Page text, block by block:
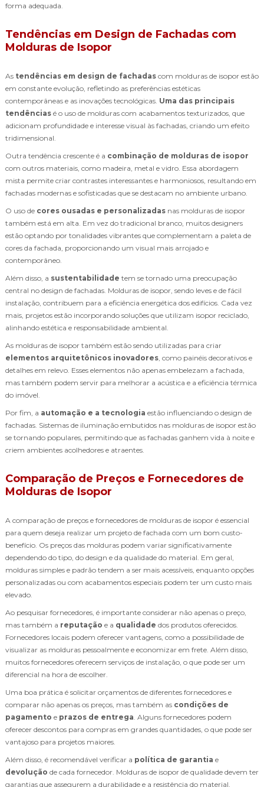
forma adequada.
Tendências em Design de Fachadas com
Molduras de Isopor
As tendências em design de fachadas com molduras de isopor estão
em constante evolução, refletindo as preferências estéticas
contemporâneas e as inovações tecnológicas. Uma das principais
tendências é o uso de molduras com acabamentos texturizados, que
adicionam profundidade e interesse visual às fachadas, criando um efeito
tridimensional.
Outra tendência crescente é a combinação de molduras de isopor
com outros materiais, como madeira, metal e vidro. Essa abordagem
mista permite criar contrastes interessantes e harmoniosos, resultando em
fachadas modernas e sofisticadas que se destacam no ambiente urbano.
O uso de cores ousadas e personalizadas nas molduras de isopor
também está em alta. Em vez do tradicional branco, muitos designers
estão optando por tonalidades vibrantes que complementam a paleta de
cores da fachada, proporcionando um visual mais arrojado e
contemporâneo.
Além disso, a sustentabilidade tem se tornado uma preocupação
central no design de fachadas. Molduras de isopor, sendo leves e de fácil
instalação, contribuem para a eficiência energética dos edifícios. Cada vez
mais, projetos estão incorporando soluções que utilizam isopor reciclado,
alinhando estética e responsabilidade ambiental.
As molduras de isopor também estão sendo utilizadas para criar
elementos arquitetônicos inovadores , como painéis decorativos e
detalhes em relevo. Esses elementos não apenas embelezam a fachada,
mas também podem servir para melhorar a acústica e a eficiência térmica
do imóvel.
Por fim, a automação e a tecnologia estão influenciando o design de
fachadas. Sistemas de iluminação embutidos nas molduras de isopor estão
se tornando populares, permitindo que as fachadas ganhem vida à noite e
criem ambientes acolhedores e atraentes.
Comparação de Preços e Fornecedores de
Molduras de Isopor
A comparação de preços e fornecedores de molduras de isopor é essencial
para quem deseja realizar um projeto de fachada com um bom custo-
benefício. Os preços das molduras podem variar significativamente
dependendo do tipo, do design e da qualidade do material. Em geral,
molduras simples e padrão tendem a ser mais acessíveis, enquanto opções
personalizadas ou com acabamentos especiais podem ter um custo mais
elevado.
Ao pesquisar fornecedores, é importante considerar não apenas o preço,
mas também a reputação e a qualidade dos produtos oferecidos.
Fornecedores locais podem oferecer vantagens, como a possibilidade de
visualizar as molduras pessoalmente e economizar em frete. Além disso,
muitos fornecedores oferecem serviços de instalação, o que pode ser um
diferencial na hora de escolher.
Uma boa prática é solicitar orçamentos de diferentes fornecedores e
comparar não apenas os preços, mas também as condições de
pagamento e prazos de entrega . Alguns fornecedores podem
oferecer descontos para compras em grandes quantidades, o que pode ser
vantajoso para projetos maiores.
Além disso, é recomendável verificar a política de garantia e
devolução de cada fornecedor. Molduras de isopor de qualidade devem ter
garantias que assegurem a durabilidade e a resistência do material,